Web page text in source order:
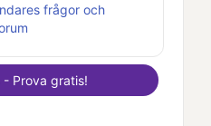
frågor och
- Prova gratis!